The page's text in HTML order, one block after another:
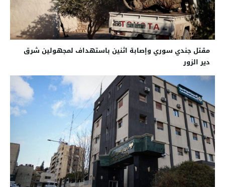
مقتل جندي سوري وإصابة اثنين باستهداف لمجهولين شرق
دير الزور